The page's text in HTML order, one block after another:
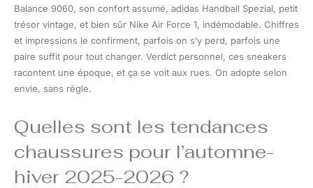
Balance 9060, son confort assumé, adidas Handball Spezial, petit
trésor vintage, et bien sûr Nike Air Force 1, indémodable. Chiffres
et impressions le confirment, parfois on s’y perd, parfois une
paire suffit pour tout changer. Verdict personnel, ces sneakers
racontent une époque, et ça se voit aux rues. On adopte selon
envie, sans règle.
Quelles sont les tendances
chaussures pour l’automne-
hiver 2025-2026 ?